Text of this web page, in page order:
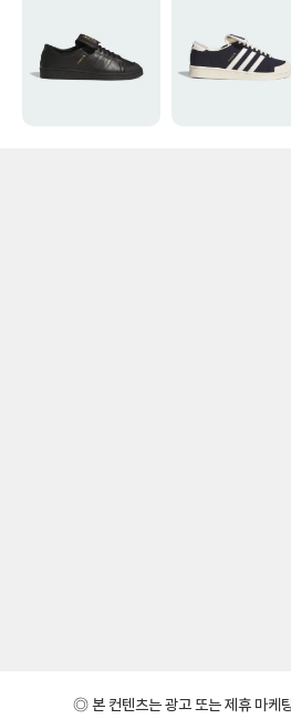
◎ 본 컨텐츠는 광고 또는 제휴 마케